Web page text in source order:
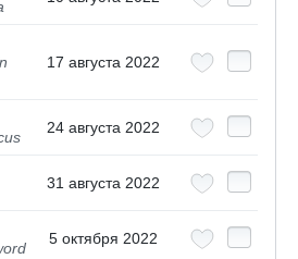
17 августа 2022
24 августа 2022
31 августа 2022
5 октября 2022